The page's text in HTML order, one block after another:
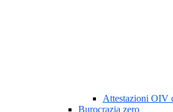
Attestazioni OIV
Burocrazia zero